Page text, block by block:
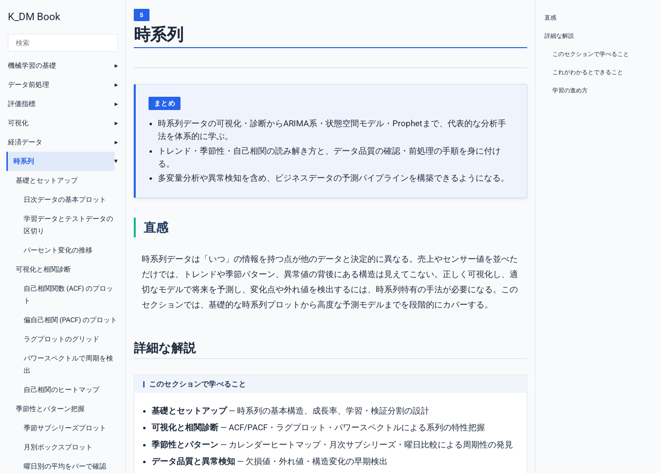
K_DM Book
機械学習の基礎
データ前処理
評価指標
可視化
経済データ
時系列
基礎とセットアップ
日次データの基本プロット
学習データとテストデータの
区切り
パーセント変化の推移
可視化と相関診断
自己相関関数 (ACF) のプロッ
ト
偏自己相関 (PACF) のプロット
ラグプロットのグリッド
パワースペクトルで周期を検
出
自己相関のヒートマップ
季節性とパターン把握
季節サブシリーズプロット
月別ボックスプロット
曜日別の平均をバーで確認
5
時系列
まとめ
時系列データの可視化・診断からARIMA系・状態空間モデル・Prophetまで、代表的な分析手
法を体系的に学ぶ。
トレンド・季節性・自己相関の読み解き方と、データ品質の確認・前処理の手順を身に付け
る。
多変量分析や異常検知を含め、ビジネスデータの予測パイプラインを構築できるようになる。
直感
時系列データは「いつ」の情報を持つ点が他のデータと決定的に異なる。売上やセンサー値を並べた
だけでは、トレンドや季節パターン、異常値の背後にある構造は見えてこない。正しく可視化し、適
切なモデルで将来を予測し、変化点や外れ値を検出するには、時系列特有の手法が必要になる。この
セクションでは、基礎的な時系列プロットから高度な予測モデルまでを段階的にカバーする。
詳細な解説
このセクションで学べること
基礎とセットアップ— 時系列の基本構造、成長率、学習・検証分割の設計
可視化と相関診断— ACF/PACF・ラグプロット・パワースペクトルによる系列の特性把握
季節性とパターン — カレンダーヒートマップ・月次サブシリーズ・曜日比較による周期性の発見
データ品質と異常検知 — 欠損値・外れ値・構造変化の早期検出
直感
詳細な解説
このセクションで学べること
これがわかるとできること
学習の進め方